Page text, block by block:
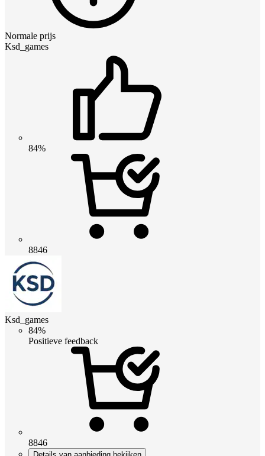
Normale prijs
Ksd_games
84%
8846
Ksd_games
84%
Positieve feedback
8846